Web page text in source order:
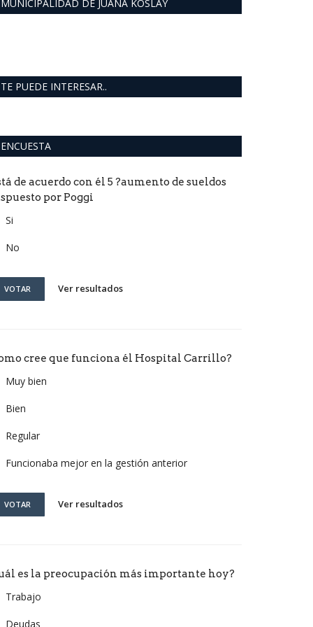
MUNICIPALIDAD DE JUANA KOSLAY
TE PUEDE INTERESAR..
ENCUESTA
de acuerdo con él 5 ?aumento de sueldos
por Poggi
Si
No
VOTAR Ver resultados
cree que funciona él Hospital Carrillo?
Muy bien
Bien
Regular
Funcionaba mejor en la gestión anterior
VOTAR Ver resultados
es la preocupación más importante hoy?
Trabajo
Deudas